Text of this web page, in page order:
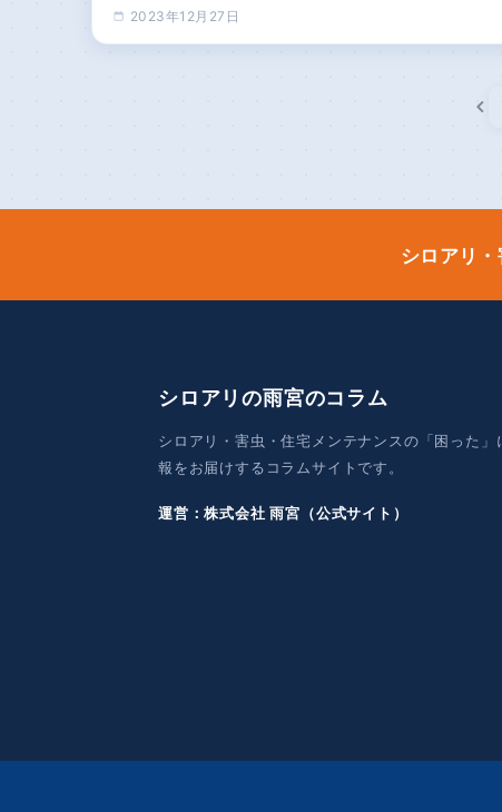
2023年12月27日
ペ
シロアリ・
シロアリの雨宮のコラム
シロアリ・害虫・住宅メンテナンスの「困った」
報をお届けするコラムサイトです。
運営：株式会社 雨宮（公式サイト）